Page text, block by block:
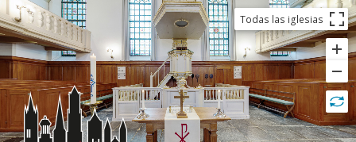
Todas las iglesias